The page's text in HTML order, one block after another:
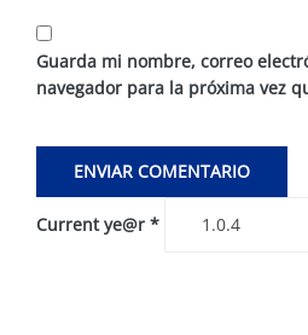
Guarda mi nombre, correo
navegador para la próxima vez
Current ye@r *